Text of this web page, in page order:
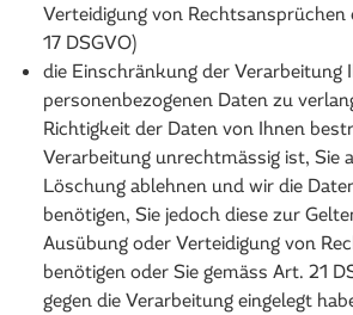
Verteidigung von
17 DSGVO)
die Einschränkung der Verarbeitung
personenbezogenen Daten zu
Richtigkeit der Daten von Ihnen
Verarbeitung unrechtmässig ist, Sie
Löschung ablehnen und wir die
benötigen, Sie jedoch diese zur
Ausübung oder Verteidigung von
benötigen oder Sie gemäss Art. 21
gegen die Verarbeitung eingelegt